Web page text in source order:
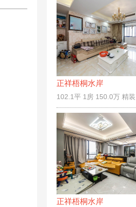
正祥梧桐水岸
102.1平 1房 150.0万 精装
正祥梧桐水岸